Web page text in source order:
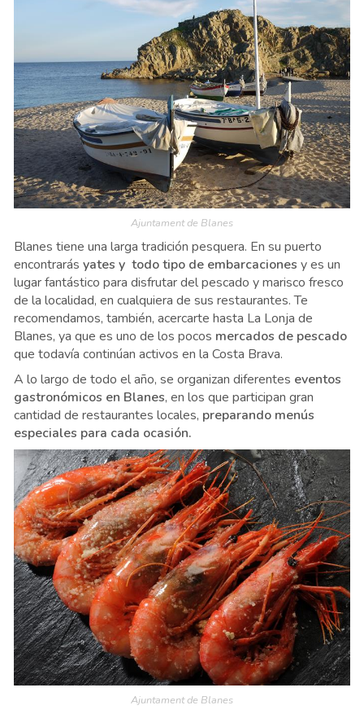
Ajuntament de Blanes
Blanes tiene una larga tradición pesquera. En su puerto
encontrarás yates y todo tipo de embarcaciones y es un
lugar fantástico para disfrutar del pescado y marisco fresco
de la localidad, en cualquiera de sus restaurantes. Te
recomendamos, también, acercarte hasta La Lonja de
Blanes, ya que es uno de los pocos mercados de pescado
que todavía continúan activos en la Costa Brava.
A lo largo de todo el año, se organizan diferentes eventos
gastronómicos en Blanes, en los que participan gran
cantidad de restaurantes locales, preparando menús
especiales para cada ocasión.
Ajuntament de Blanes